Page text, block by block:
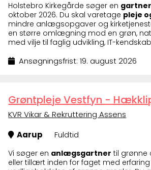
Holstebro Kirkegårde søger en
oktober 2026. Du skal varetage pleje
mindre anlægsopgaver og
en større omlægning mod en grøn,
med vilje til faglig udvikling, IT-
Ansøgningsfrist: 19. august 2026
Grøntpleje Vestfyn -
KVR Vikar & Rekruttering Assens
Aarup
Fuldtid
Vi søger en anlægsgartner til
eller tillært inden for faget med erfaring